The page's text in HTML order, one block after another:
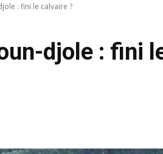
: fini le calvaire ?
djole : fini